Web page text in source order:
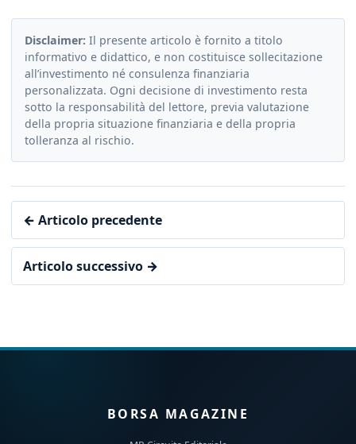
Disclaimer: Il presente articolo è fornito a titolo
informativo e didattico, e non costituisce sollecitazione
all’investimento né consulenza finanziaria
personalizzata. Ogni decisione di investimento resta
sotto la responsabilità del lettore, previa valutazione
della propria situazione finanziaria e della propria
tolleranza al rischio.
← Articolo precedente
Articolo successivo →
BORSA MAGAZINE